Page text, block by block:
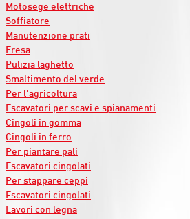
Motosege elettriche
Soffiatore
Manutenzione prati
Fresa
Pulizia laghetto
Smaltimento del verde
Per l'agricoltura
Escavatori per scavi e spianamenti
Cingoli in gomma
Cingoli in ferro
Per piantare pali
Escavatori cingolati
Per stappare ceppi
Escavatori cingolati
Lavori con legna